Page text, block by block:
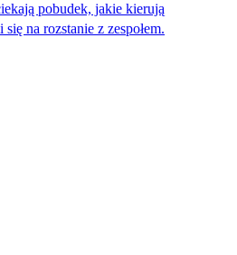
pobudek, jakie kierują
na rozstanie z zespołem.